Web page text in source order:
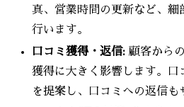
真、営業時間の更新など、細
行います。
口コミ獲得・返信: 顧客から
獲得に大きく影響します。口
を提案し、口コミへの返信も